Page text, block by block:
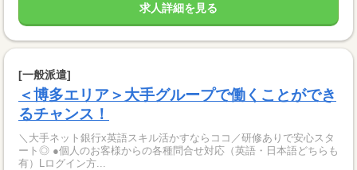
求人詳細を見る
[一般派遣]
＜博多エリア＞大手グループで働くことができ
るチャンス！
＼大手ネット銀行x英語スキル活かすならココ／研修ありで安心スタ
ート◎ ●個人のお客様からの各種問合せ対応（英語・日本語どちらも
有）Lログイン方...